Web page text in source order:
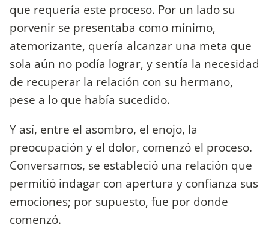
que requería este proceso. Por un lado su
porvenir se presentaba como mínimo,
atemorizante, quería alcanzar una meta que
sola aún no podía lograr, y sentía la necesidad
de recuperar la relación con su hermano,
pese a lo que había sucedido.
Y así, entre el asombro, el enojo, la
preocupación y el dolor, comenzó el proceso.
Conversamos, se estableció una relación que
permitió indagar con apertura y confianza sus
emociones; por supuesto, fue por donde
comenzó.